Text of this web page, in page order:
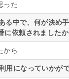
った
る中で、何が決め
に依頼されましたか
から
用になっていかが